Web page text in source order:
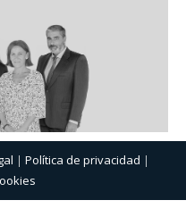
| Política de privacidad |